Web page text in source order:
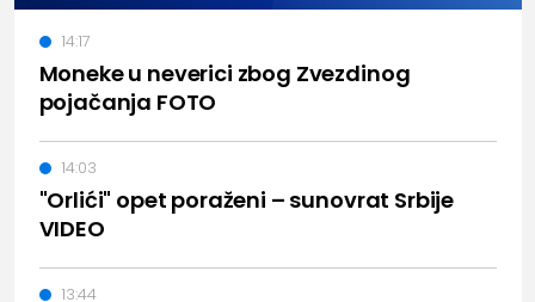
Moneke u neverici zbog Zvezdinog
pojačanja FOTO
14:17
"Orlići" opet poraženi – sunovrat Srbije
VIDEO
14:03
13:44